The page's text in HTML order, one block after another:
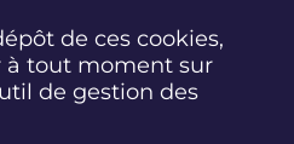
de ces cookies,
à tout moment sur
de gestion des
u
s
s
u
u
s
s
u
u
s
s
u